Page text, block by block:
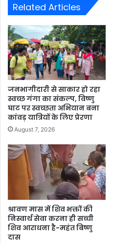
Related Articles
जनभागीदारी से साकार हो रहा
स्वच्छ गंगा का संकल्प, विष्णु
घाट पर स्वच्छता अभियान बना
कांवड़ यात्रियों के लिए प्रेरणा
August 7, 2026
श्रावण मास में शिव भक्तों की
निस्वार्थ सेवा करना ही सच्ची
शिव आराधना है-महंत बिष्णु
दास